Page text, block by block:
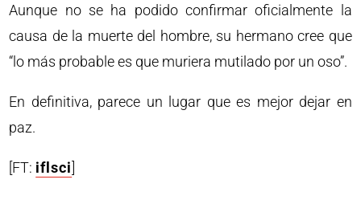
Aunque no se ha podido confirmar oficialmente la
causa de la muerte del hombre, su hermano cree que
“lo más probable es que muriera mutilado por un oso”.
En definitiva, parece un lugar que es mejor dejar en
paz.
[FT: iflsci]